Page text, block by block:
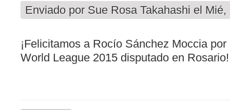
Enviado por Sue Rosa Takahashi el Mié,
¡Felicitamos a Rocío Sánchez Moccia
World League 2015 disputado en